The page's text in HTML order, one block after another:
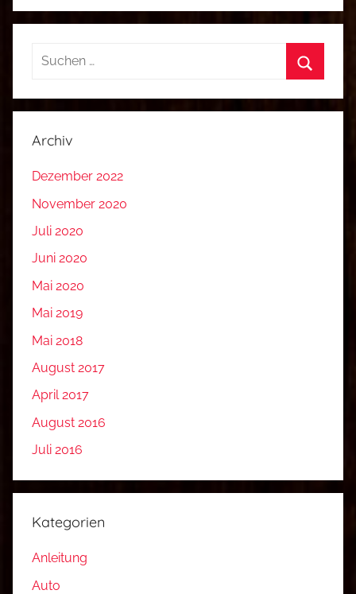
c
s
l
b
s
,
D
B
S
,
D
Y
,
a
n
k
Suchen
Archiv
Dezember 2022
November 2020
Juli 2020
Juni 2020
Mai 2020
Mai 2019
Mai 2018
August 2017
April 2017
August 2016
Juli 2016
Kategorien
Anleitung
Auto